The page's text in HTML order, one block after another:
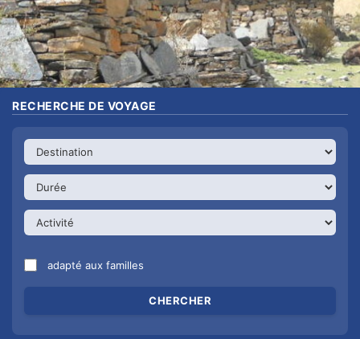
RECHERCHE DE VOYAGE
adapté aux familles